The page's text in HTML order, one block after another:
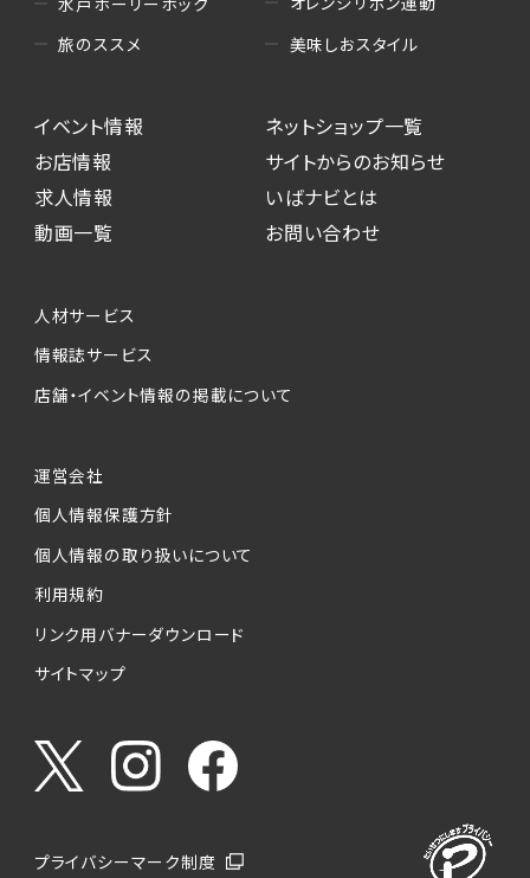
旅のススメ
美味しおスタイル
イベント情報
お店情報
求人情報
動画一覧
ネットショップ一覧
サイトからのお知らせ
いばナビとは
お問い合わせ
人材サービス
情報誌サービス
店舗・イベント情報の掲載について
運営会社
個人情報保護方針
個人情報の取り扱いについて
利用規約
リンク用バナーダウンロード
サイトマップ
プライバシーマーク制度